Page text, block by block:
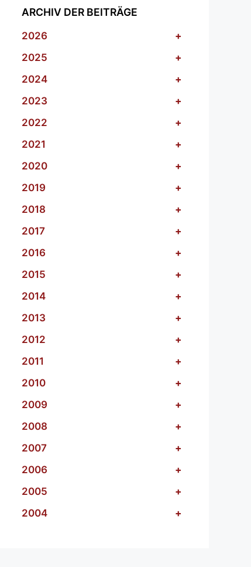
ARCHIV DER BEITRÄGE
2026
+
2025
+
2024
+
2023
+
2022
+
2021
+
2020
+
2019
+
2018
+
2017
+
2016
+
2015
+
2014
+
2013
+
2012
+
2011
+
2010
+
2009
+
2008
+
2007
+
2006
+
2005
+
2004
+